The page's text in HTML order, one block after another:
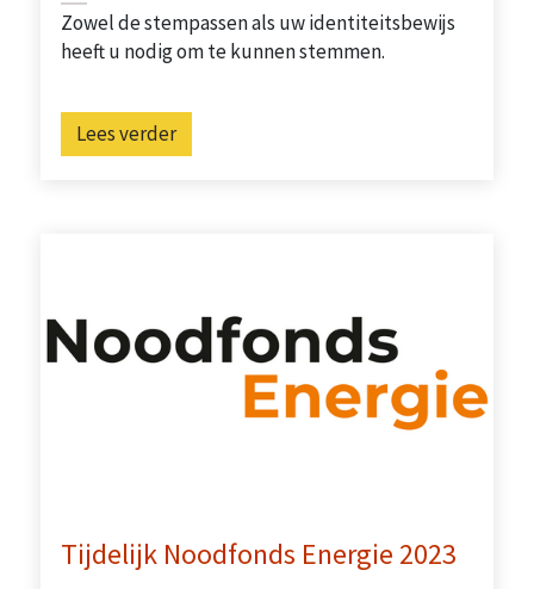
Zowel de stempassen als uw identiteitsbewijs
heeft u nodig om te kunnen stemmen.
Lees verder
Tijdelijk Noodfonds Energie 2023